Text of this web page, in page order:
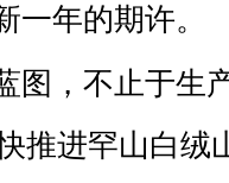
一年的期许。
图，不止于生
推进罕山白绒